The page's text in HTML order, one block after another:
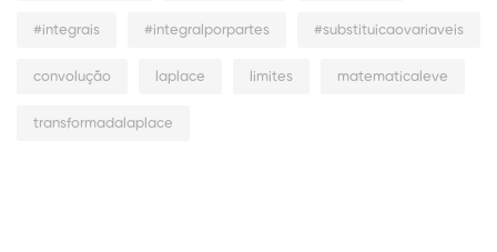
#integrais #integralporpartes #substituicaovariaveis
convolução laplace limites matematicaleve
transformadalaplace